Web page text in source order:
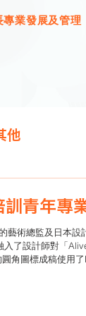
專業發展及管理
他
訓青年專
藝術總監及日本
了設計師對「
角圖標成稿使用